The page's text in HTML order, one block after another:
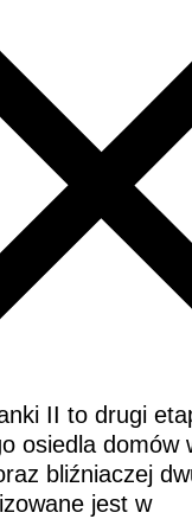
II to drugi
osiedla domów
bliźniaczej
jest w